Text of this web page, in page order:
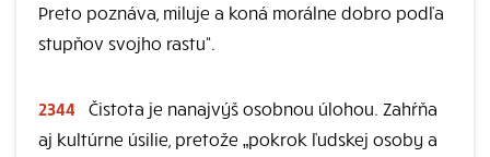
Preto poznáva, miluje a koná morálne dobro podľa
stupňov svojho rastu“.
2344
Čistota je nanajvýš osobnou úlohou. Zahŕňa
aj kultúrne úsilie, pretože „pokrok ľudskej osoby a